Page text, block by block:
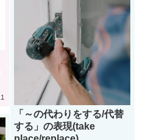
「～の代わりをする/代替
する」の表現(take